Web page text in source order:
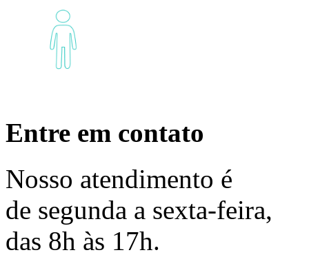
Entre em contato
Nosso atendimento é
de segunda a sexta-feira,
das 8h às 17h.